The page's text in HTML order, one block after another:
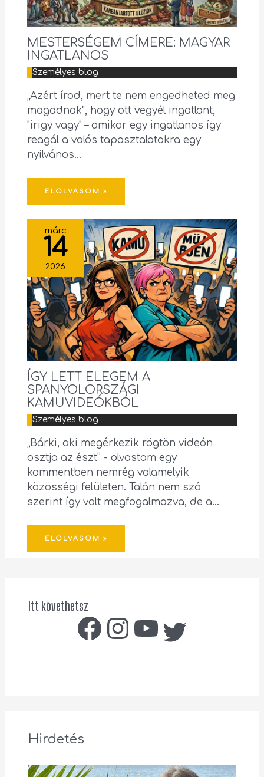
MESTERSÉGEM CÍMERE: MAGYAR
INGATLANOS
Személyes blog
„Azért írod, mert te nem engedheted meg
magadnak", hogy ott vegyél ingatlant,
"irigy vagy" – amikor egy ingatlanos így
reagál a valós tapasztalatokra egy
nyilvános…
ELOLVASOM »
márc
14
2026
ÍGY LETT ELEGEM A
SPANYOLORSZÁGI
KAMUVIDEÓKBÓL
Személyes blog
„Bárki, aki megérkezik rögtön videón
osztja az észt” - olvastam egy
kommentben nemrég valamelyik
közösségi felületen. Talán nem szó
szerint így volt megfogalmazva, de a…
ELOLVASOM »
Itt követhetsz
Hirdetés